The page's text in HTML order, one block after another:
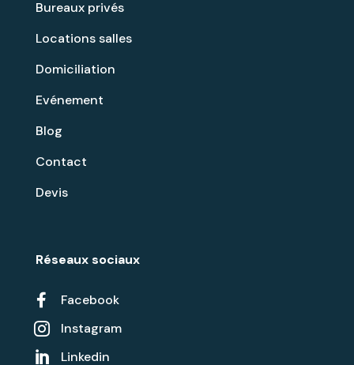
Réseaux sociaux
 Facebook
 Instagram
 Linkedin
Bureaux privés
Locations salles
Domiciliation
Evénement
Blog
Contact
Devis